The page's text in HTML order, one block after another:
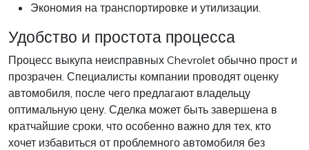
Экономия на транспортировке и утилизации.
Удобство и простота процесса
Процесс выкупа неисправных Chevrolet обычно прост и
прозрачен. Специалисты компании проводят оценку
автомобиля, после чего предлагают владельцу
оптимальную цену. Сделка может быть завершена в
кратчайшие сроки, что особенно важно для тех, кто
хочет избавиться от проблемного автомобиля без